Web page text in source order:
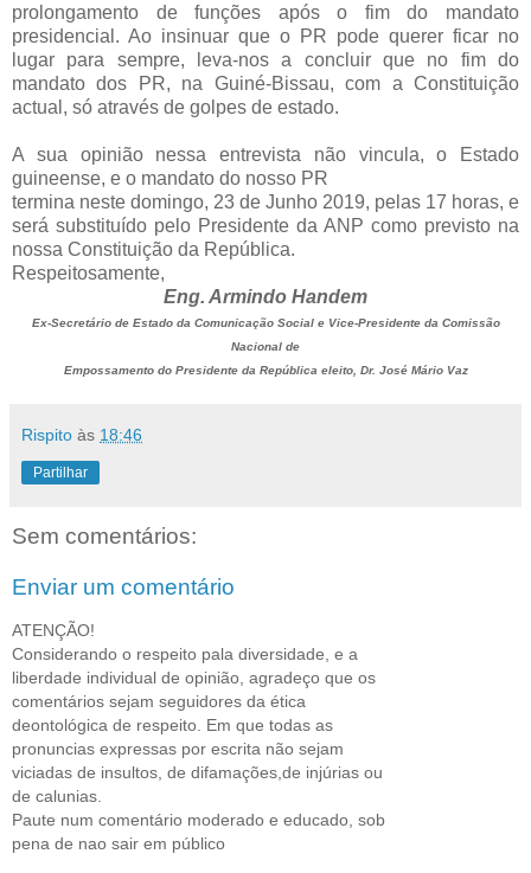
prolongamento de funções após o fim do mandato
presidencial. Ao insinuar que o PR pode querer ficar no
lugar para sempre, leva-nos a concluir que no fim do
mandato dos PR, na Guiné-Bissau, com a Constituição
actual, só através de golpes de estado.
A sua opinião nessa entrevista não vincula, o Estado
guineense, e o mandato do nosso PR
termina neste domingo, 23 de Junho 2019, pelas 17 horas, e
será substituído pelo Presidente daANP como previsto na
nossa Constituição da República.
Respeitosamente,
Eng. Armindo Handem
Ex-Secretário de Estado da Comunicação Social e Vice-Presidente da Comissão
Nacional de
Empossamento do Presidente da República eleito, Dr. José Mário Vaz
Rispito às 18:46
Partilhar
Sem comentários:
Enviar um comentário
ATENÇÃO!
Considerando o respeito pala diversidade, e a
liberdade individual de opinião, agradeço que os
comentários sejam seguidores da ética
deontológica de respeito. Em que todas as
pronuncias expressas por escrita não sejam
viciadas de insultos, de difamações,de injúrias ou
de calunias.
Paute num comentário moderado e educado, sob
pena de nao sair em público